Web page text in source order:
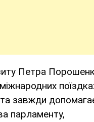
Петра
та завжди
парламенту,